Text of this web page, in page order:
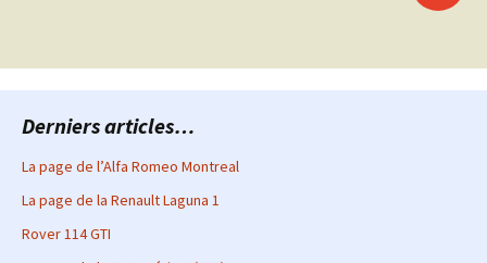
Derniers articles…
La page de l’Alfa Romeo Montreal
La page de la Renault Laguna 1
Rover 114 GTI